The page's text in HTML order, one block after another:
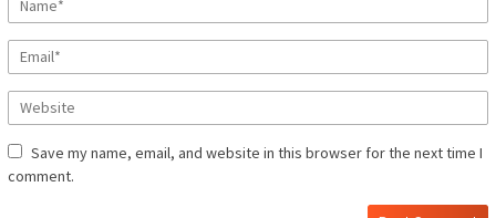
Save my name, email, and website in this browser for the next time I
comment.